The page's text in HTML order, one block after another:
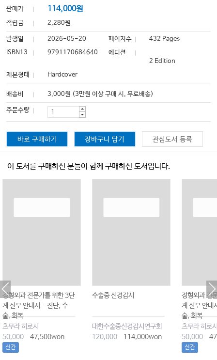
판매가
114,000원
적립금 2,280원
발행일 2026-05-20 페이지수
432 Pages
ISBN13
9791170684640
에디션
2 Edition
제본형태
Hardcover
배송비 3,000원 (3만원 이상 구매 시, 무료배송)
주문수량
바로 구매하기 장바구니 담기 관심도서 등록
이 도서를 구매하신 분들이 함께 구매하신 도서입니다.
정형외과 전문가를 위한 3단
계 실무 안내서 - 진단, 수
술, 회복
츠무라 히로시
50,000
47,500won
신간
수술중 신경감시
대한수술중신경감시연구회
120,000
114,000won
정형외과 전
계 실무 안내
술, 회복
츠무라 히로
50,000
신간